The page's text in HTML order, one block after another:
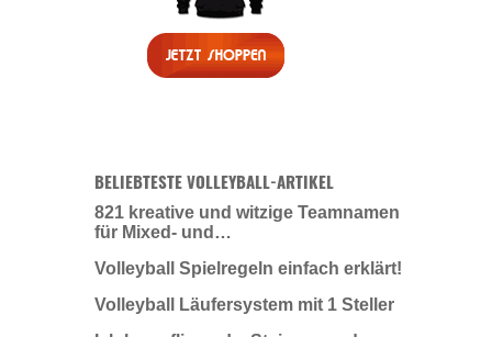
BELIEBTESTE VOLLEYBALL-ARTIKEL
821 kreative und witzige Teamnamen
für Mixed- und…
Volleyball Spielregeln einfach erklärt!
Volleyball Läufersystem mit 1 Steller